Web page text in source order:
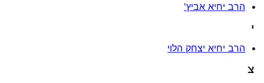
הרב יחיא אביץ'
י
הרב יחיא יצחק הלוי
צ